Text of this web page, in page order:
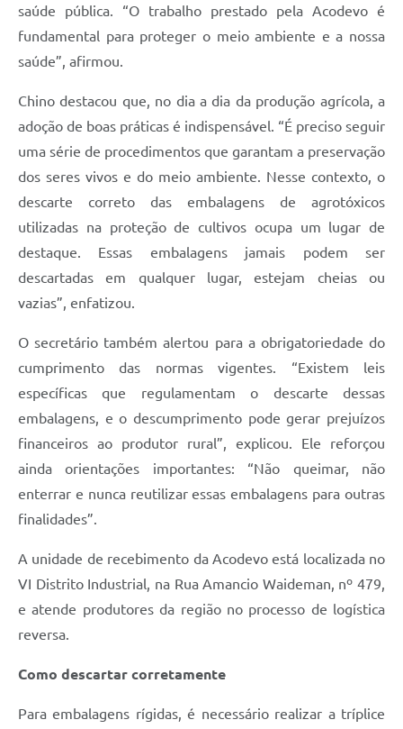
saúde pública. “O trabalho prestado pela Acodevo é
fundamental para proteger o meio ambiente e a nossa
saúde”, afirmou.
Chino destacou que, no dia a dia da produção agrícola, a
adoção de boas práticas é indispensável. “É preciso seguir
uma série de procedimentos que garantam a preservação
dos seres vivos e do meio ambiente. Nesse contexto, o
descarte correto das embalagens de agrotóxicos
utilizadas na proteção de cultivos ocupa um lugar de
destaque. Essas embalagens jamais podem ser
descartadas em qualquer lugar, estejam cheias ou
vazias”, enfatizou.
O secretário também alertou para a obrigatoriedade do
cumprimento das normas vigentes. “Existem leis
específicas que regulamentam o descarte dessas
embalagens, e o descumprimento pode gerar prejuízos
financeiros ao produtor rural”, explicou. Ele reforçou
ainda orientações importantes: “Não queimar, não
enterrar e nunca reutilizar essas embalagens para outras
finalidades”.
A unidade de recebimento da Acodevo está localizada no
VI Distrito Industrial, na Rua Amancio Waideman, nº 479,
e atende produtores da região no processo de logística
reversa.
Como descartar corretamente
Para embalagens rígidas, é necessário realizar a tríplice